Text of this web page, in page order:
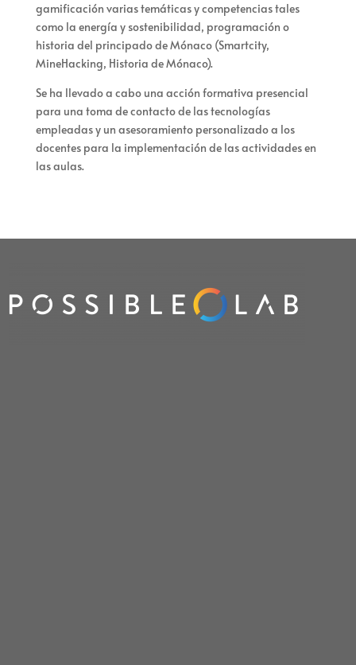
gamificación varias temáticas y competencias tales
como la energía y sostenibilidad, programación o
historia del principado de Mónaco (Smartcity,
MineHacking, Historia de Mónaco).
Se ha llevado a cabo una acción formativa presencial
para una toma de contacto de las tecnologías
empleadas y un asesoramiento personalizado a los
docentes para la implementación de las actividades en
las aulas.